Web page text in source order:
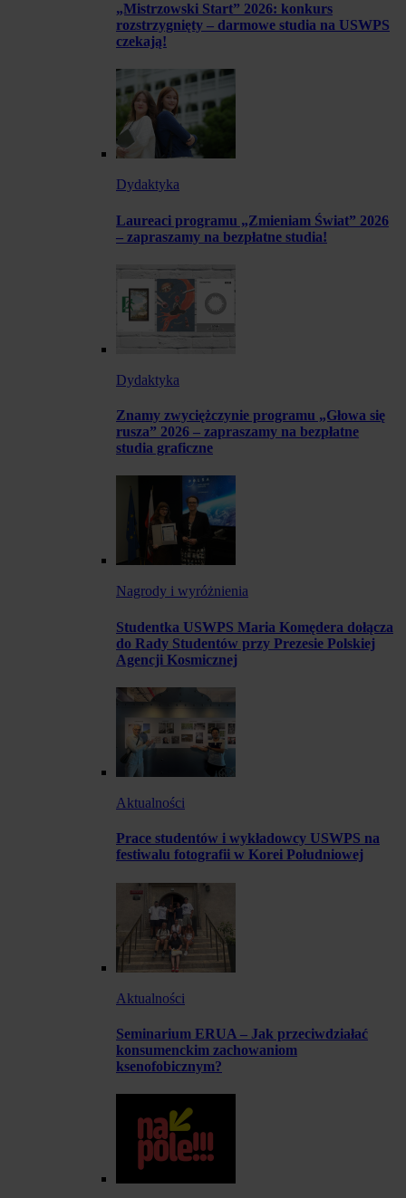
„Mistrzowski Start” 2026: konkurs
rozstrzygnięty – darmowe studia na USWPS
czekają!
Dydaktyka
Laureaci programu „Zmieniam Świat” 2026
– zapraszamy na bezpłatne studia!
Dydaktyka
Znamy zwyciężczynie programu „Głowa się
rusza” 2026 – zapraszamy na bezpłatne
studia graficzne
Nagrody i wyróżnienia
Studentka USWPS Maria Komędera dołącza
do Rady Studentów przy Prezesie Polskiej
Agencji Kosmicznej
Aktualności
Prace studentów i wykładowcy USWPS na
festiwalu fotografii w Korei Południowej
Aktualności
Seminarium ERUA – Jak przeciwdziałać
konsumenckim zachowaniom
ksenofobicznym?